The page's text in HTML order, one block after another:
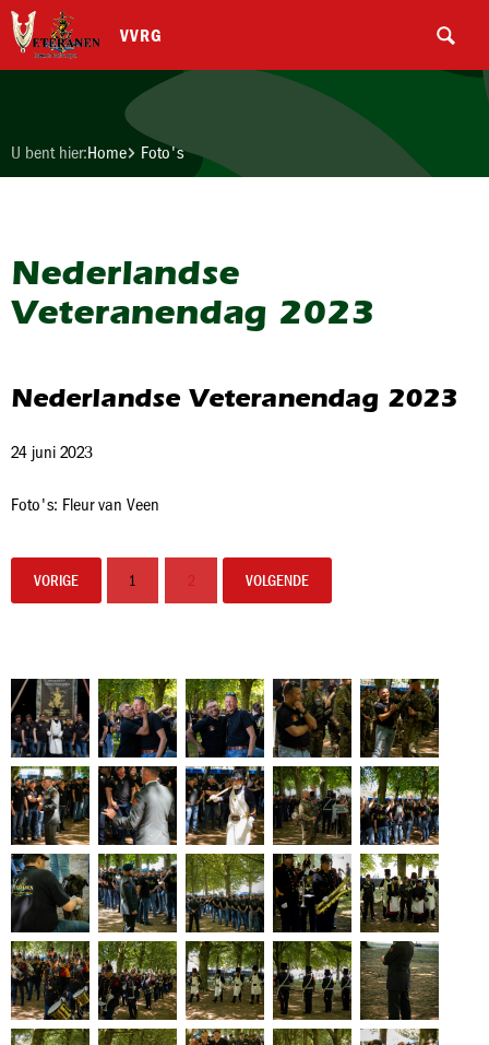
VVRG
U bent hier:Home Foto's
Nederlandse
Veteranendag 2023
Nederlandse Veteranendag 2023
24 juni 2023
Foto's: Fleur van Veen
VORIGE 1 2 VOLGENDE